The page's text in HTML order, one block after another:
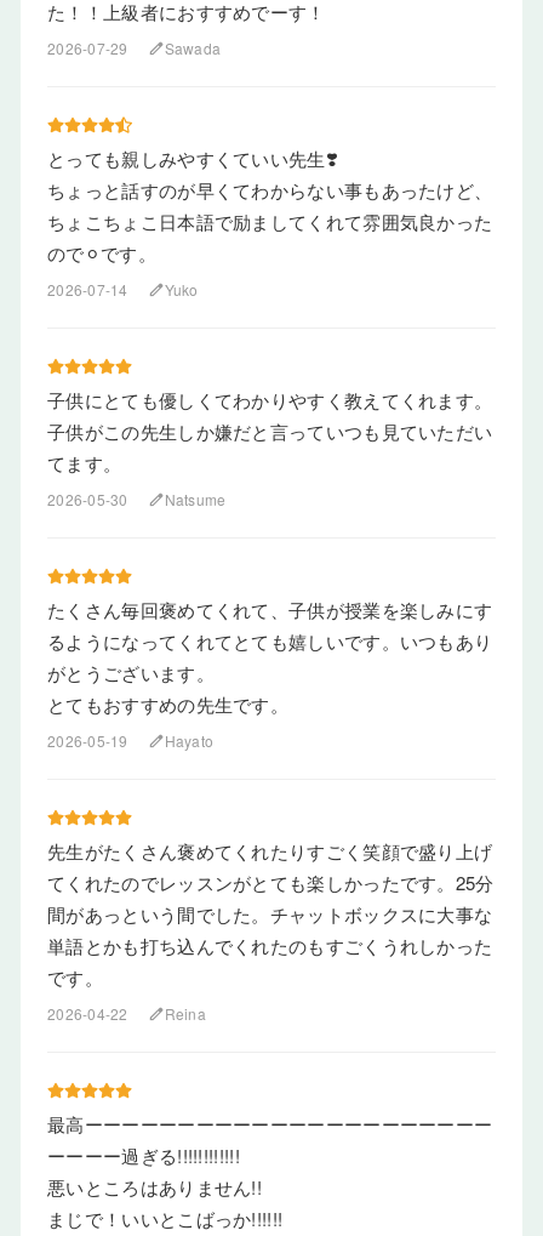
た！！上級者におすすめでーす！
2026-07-29 editSawada
とっても親しみやすくていい先生❣️
ちょっと話すのが早くてわからない事もあったけど、
ちょこちょこ日本語で励ましてくれて雰囲気良かった
ので⚪︎です。
2026-07-14 editYuko
子供にとても優しくてわかりやすく教えてくれます。
子供がこの先生しか嫌だと言っていつも見ていただい
てます。
2026-05-30 editNatsume
たくさん毎回褒めてくれて、子供が授業を楽しみにす
るようになってくれてとても嬉しいです。いつもあり
がとうございます。
とてもおすすめの先生です。
2026-05-19 editHayato
先生がたくさん褒めてくれたりすごく笑顔で盛り上げ
てくれたのでレッスンがとても楽しかったです。25分
間があっという間でした。チャットボックスに大事な
単語とかも打ち込んでくれたのもすごくうれしかった
です。
2026-04-22 editReina
最高ーーーーーーーーーーーーーーーーーーーーーー
ーーーー過ぎる!!!!!!!!!!!!
悪いところはありません!!
まじで！いいとこばっか!!!!!!